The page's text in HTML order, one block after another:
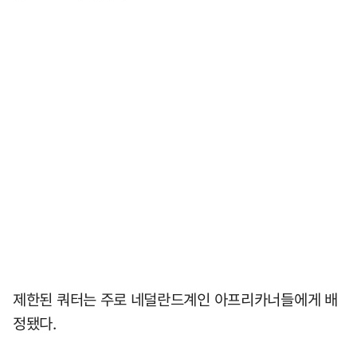
제한된 쿼터는 주로 네덜란드계인 아프리카너들에게 배
정됐다.